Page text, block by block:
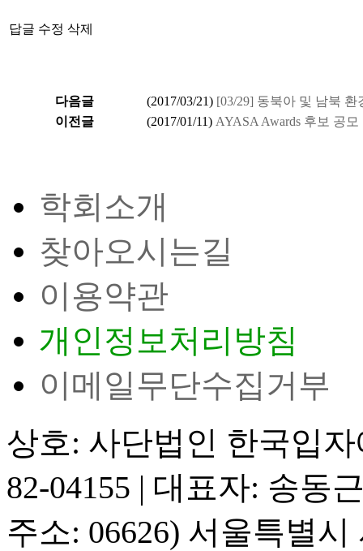
답글 수정 삭제
다음글 (2017/03/21) [03/29] 동북아 및 남북
이전글
(2017/01/11) AYASA Awards 후보 공모
학회소개
찾아오시는길
이용약관
개인정보처리방침
이메일무단수집거부
상호: 사단법인 한국입
82-04155 | 대표자: 송동
주소: 06626) 서울특별